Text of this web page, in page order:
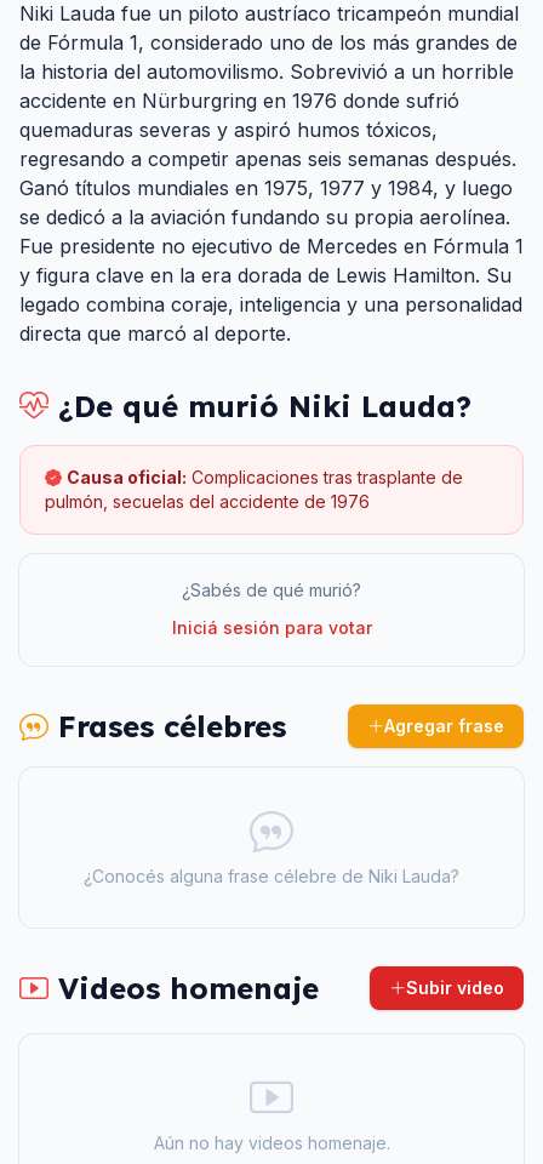
Niki Lauda fue un piloto austríaco tricampeón mundial
de Fórmula 1, considerado uno de los más grandes de
la historia del automovilismo. Sobrevivió a un horrible
accidente en Nürburgring en 1976 donde sufrió
quemaduras severas y aspiró humos tóxicos,
regresando a competir apenas seis semanas después.
Ganó títulos mundiales en 1975, 1977 y 1984, y luego
se dedicó a la aviación fundando su propia aerolínea.
Fue presidente no ejecutivo de Mercedes en Fórmula 1
y figura clave en la era dorada de Lewis Hamilton. Su
legado combina coraje, inteligencia y una personalidad
directa que marcó al deporte.
¿De qué murió Niki Lauda?
Causa oficial: Complicaciones tras trasplante de
pulmón, secuelas del accidente de 1976
¿Sabés de qué murió?
Iniciá sesión para votar
Frases célebres Agregar frase
¿Conocés alguna frase célebre de Niki Lauda?
Videos homenaje Subir video
Aún no hay videos homenaje.